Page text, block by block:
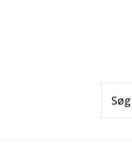
på
sitet